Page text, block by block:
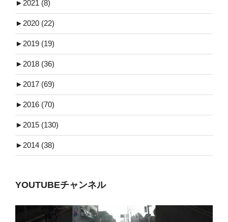
► 2021 (8)
► 2020 (22)
► 2019 (19)
► 2018 (36)
► 2017 (69)
► 2016 (70)
► 2015 (130)
► 2014 (38)
YOUTUBEチャンネル